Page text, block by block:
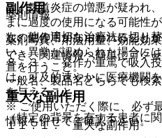
は、気道炎症の増悪が疑われ
まに過度の使用になる可能性
し、他の適切な治療法に切り
８．３． 発作が重篤で吸入
は、可及的速やかに医療機関
を与えること。
（特定の背景を有する患者に関
副作用
次の副作用があらわれること
い、異常が認められた場合に
置を行うこと。
重大な副作用
１１．１． 重大な副作用
薬剤情報
薬剤写真、用法用量、効能効
でき、関連情報へ簡単にアク
一般名、製品名どちらでも検
※ ご使用いただく際に、必ず
情報も併せてご確認下さい。